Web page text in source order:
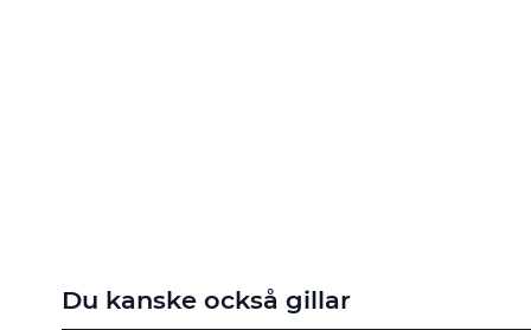
Du kanske också gillar